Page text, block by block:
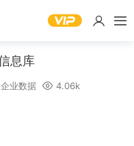
息库
企业数据 4.06k